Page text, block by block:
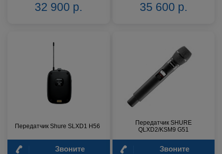
32 900 р. 35 600 р.
Передатчик Shure SLXD1 H56
Звоните
Передатчик SHURE
QLXD2/KSM9 G51
Звоните